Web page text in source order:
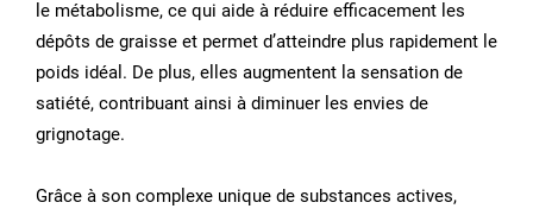
le métabolisme, ce qui aide à réduire efficacement les
dépôts de graisse et permet d’atteindre plus rapidement le
poids idéal. De plus, elles augmentent la sensation de
satiété, contribuant ainsi à diminuer les envies de
grignotage.
Grâce à son complexe unique de substances actives,